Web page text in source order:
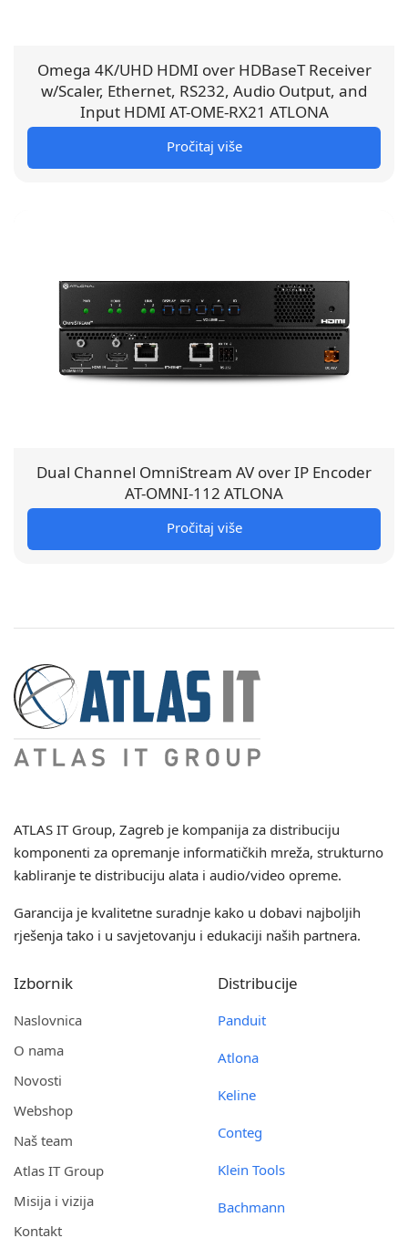
Omega 4K/UHD HDMI over HDBaseT Receiver
w/Scaler, Ethernet, RS232, Audio Output, and
Input HDMI AT-OME-RX21 ATLONA
Pročitaj više
Dual Channel OmniStream AV over IP Encoder
AT-OMNI-112 ATLONA
Pročitaj više
ATLAS IT Group, Zagreb je kompanija za distribuciju
komponenti za opremanje informatičkih mreža, strukturno
kabliranje te distribuciju alata i audio/video opreme.
Garancija je kvalitetne suradnje kako u dobavi najboljih
rješenja tako i u savjetovanju i edukaciji naših partnera.
Izbornik
Naslovnica
O nama
Novosti
Webshop
Naš team
Atlas IT Group
Misija i vizija
Kontakt
Distribucije
Panduit
Atlona
Keline
Conteg
Klein Tools
Bachmann